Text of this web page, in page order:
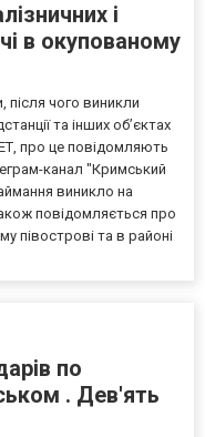
і
в окупованому
чого виникли
та інших об’єктах
про це повідомляють
канал "Кримський
виникло на
повідомляється про
півострові та в районі
по
. Дев'ять